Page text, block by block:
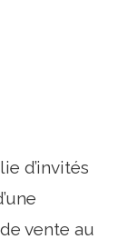
d’invités
vente au